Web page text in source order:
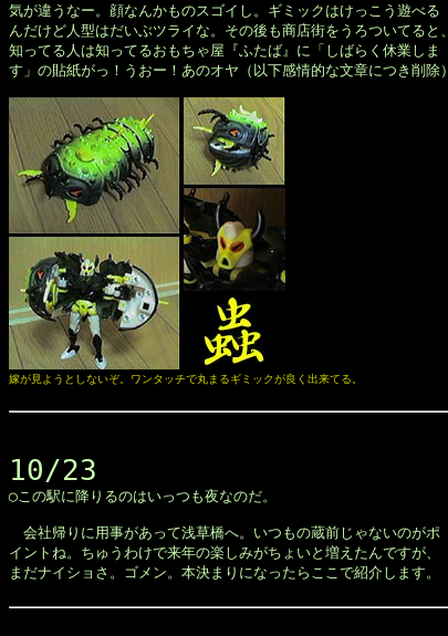
気が違うなー。顔なんかものスゴイし。ギミックはけっこう遊べる
んだけど人型はだいぶツライな。その後も商店街をうろついてると、
知ってる人は知ってるおもちゃ屋『ふたば』に「しばらく休業しま
す」の貼紙がっ！うおー！あのオヤ（以下感情的な文章につき削除）
嫁が見ようとしないぞ。ワンタッチで丸まるギミックが良く出来てる。
10/23
◯この駅に降りるのはいっつも夜なのだ。
会社帰りに用事があって浅草橋へ。いつもの蔵前じゃないのがポ
イントね。ちゅうわけで来年の楽しみがちょいと増えたんですが、
まだナイショさ。ゴメン。本決まりになったらここで紹介します。